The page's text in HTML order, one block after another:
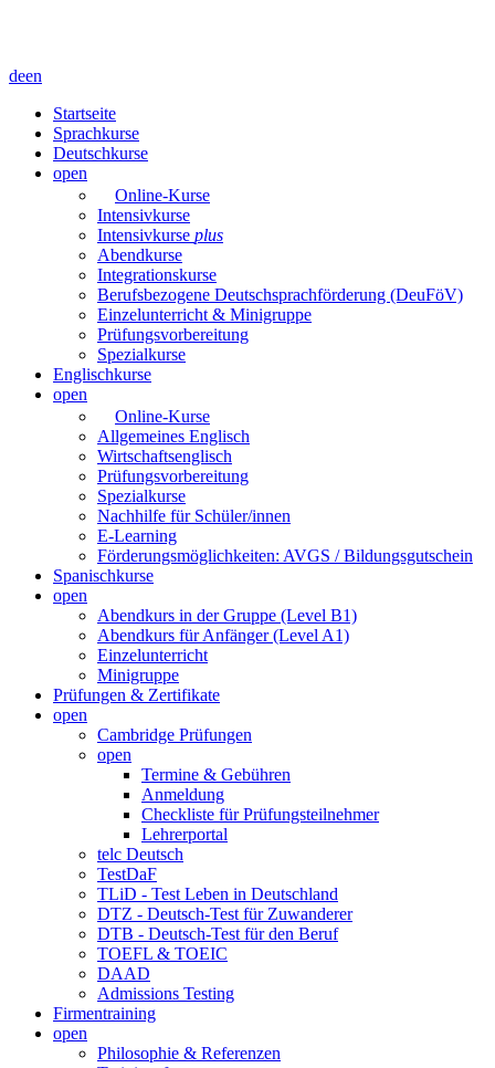
deen
Startseite
Sprachkurse
Deutschkurse
open
Online-Kurse
Intensivkurse
Intensivkurse plus
Abendkurse
Integrationskurse
Berufsbezogene Deutschsprachförderung (DeuFöV)
Einzelunterricht & Minigruppe
Prüfungsvorbereitung
Spezialkurse
Englischkurse
open
Online-Kurse
Allgemeines Englisch
Wirtschaftsenglisch
Prüfungsvorbereitung
Spezialkurse
Nachhilfe für Schüler/innen
E-Learning
Förderungsmöglichkeiten: AVGS / Bildungsgutschein
Spanischkurse
open
Abendkurs in der Gruppe (Level B1)
Abendkurs für Anfänger (Level A1)
Einzelunterricht
Minigruppe
Prüfungen & Zertifikate
open
Cambridge Prüfungen
open
Termine & Gebühren
Anmeldung
Checkliste für Prüfungsteilnehmer
Lehrerportal
telc Deutsch
TestDaF
TLiD - Test Leben in Deutschland
DTZ - Deutsch-Test für Zuwanderer
DTB - Deutsch-Test für den Beruf
TOEFL & TOEIC
DAAD
Admissions Testing
Firmentraining
open
Philosophie & Referenzen